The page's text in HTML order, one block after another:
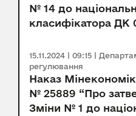
№ 14 до
класифікатора ДК
15.11.2024 | 09:15 |
регулювання
Наказ
№ 25889 “Про
Зміни № 1 до